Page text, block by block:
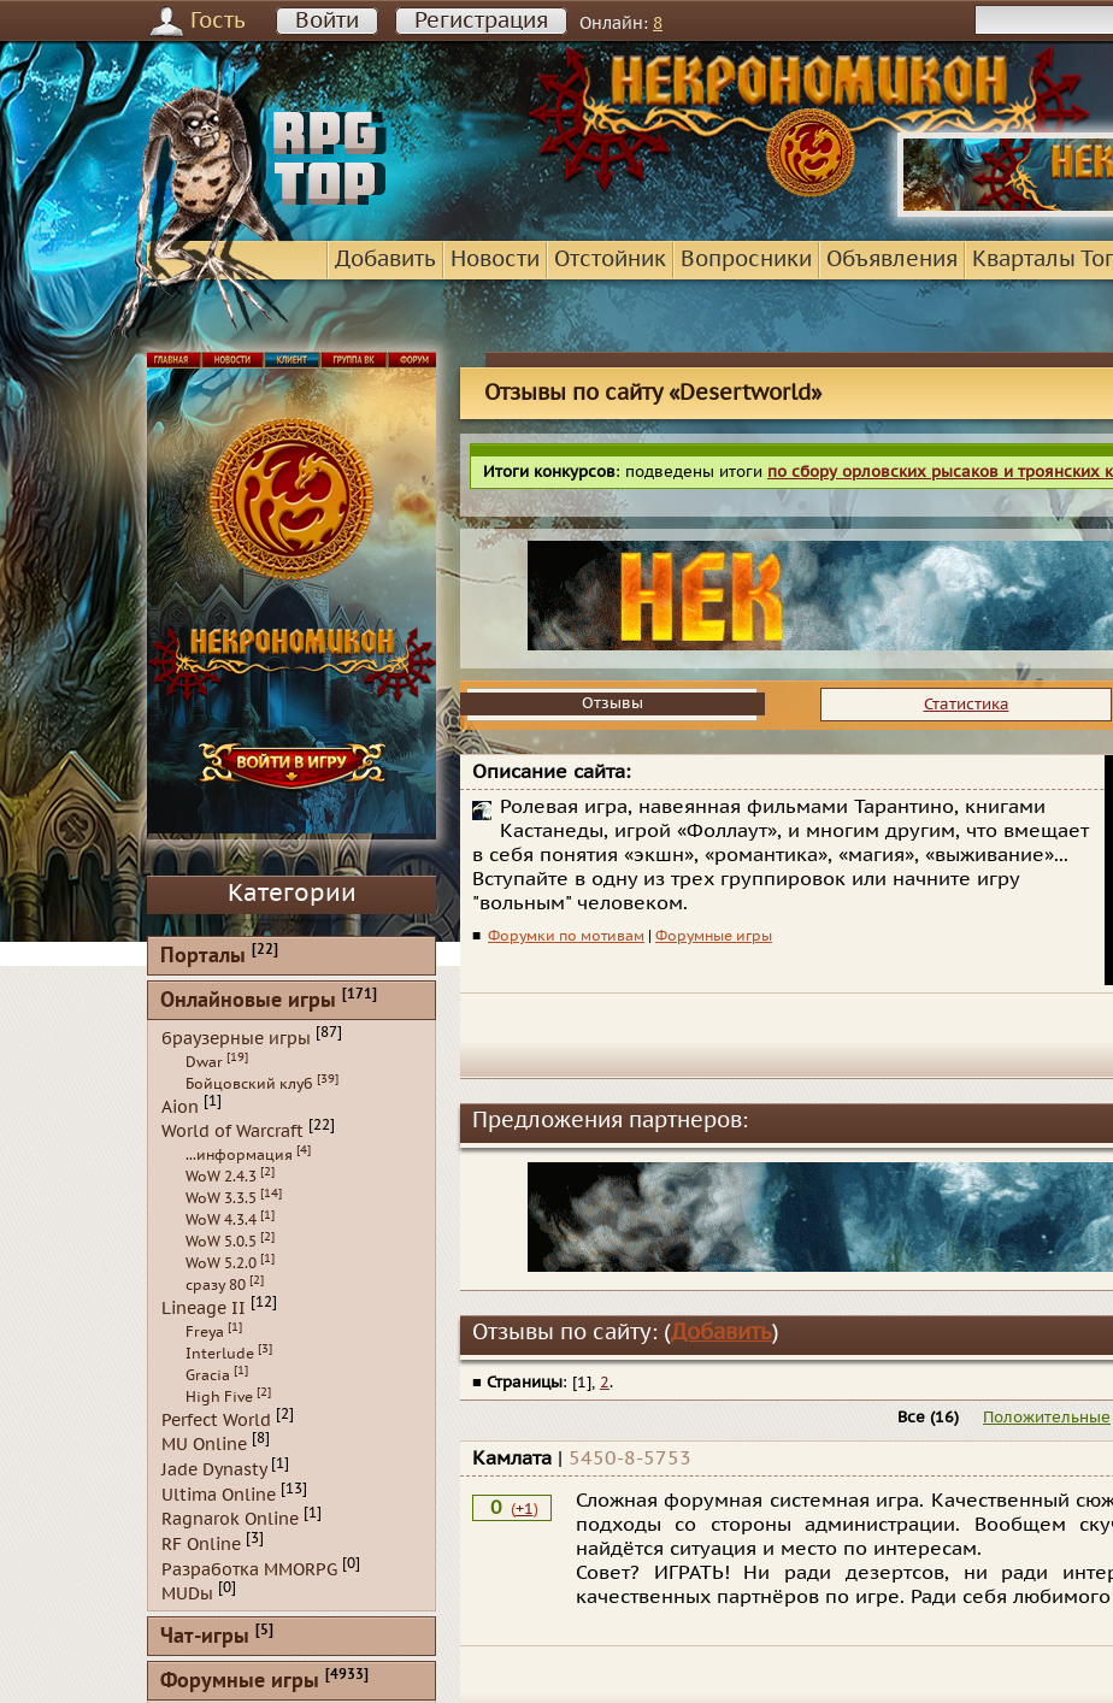
Гость Войти Регистрация Онлайн: 8
Добавить Новости Отстойник Вопросники Объявления Кварталы
Отзывы по сайту «Desertworld»
Итоги конкурсов: подведены итоги по сбору орловских рысаков и троянских
Отзывы
Отзывы Статистика
Описание сайта:
Ролевая игра, навеянная фильмами Тарантино, книгами
Кастанеды, игрой «Фоллаут», и многим другим, что вмещает
в себя понятия «экшн», «романтика», «магия», «выживание»...
Вступайте в одну из трех группировок или начните игру
"вольным" человеком.
■ Форумки по мотивам Форумные игры
Предложения партнеров:
Отзывы по сайту: (Добавить)
■ Страницы: [1], 2.
Положительные
Все (16)
Камлата | 5450-8-5753
0 (+1)
Сложная форумная системная игра. Качественный
подходы со стороны администрации. Вообщем
найдётся ситуация и место по интересам.
Совет? ИГРАТЬ! Ни ради дезертсов, ни ради
качественных партнёров по игре. Ради себя любимого
Категории
Порталы [22]
Онлайновые игры [171]
браузерные игры [87]
Dwar [19]
Бойцовский клуб [39]
Aion [1]
World of Warcraft [22]
...информация [4]
WoW 2.4.3 [2]
WoW 3.3.5 [14]
WoW 4.3.4 [1]
WoW 5.0.5 [2]
WoW 5.2.0 [1]
сразу 80 [2]
Lineage II [12]
Freya [1]
Interlude [3]
Gracia [1]
High Five [2]
Perfect World [2]
MU Online [8]
Jade Dynasty [1]
Ultima Online [13]
Ragnarok Online [1]
RF Online [3]
Разработка MMORPG [0]
MUDы [0]
Чат-игры [5]
Форумные игры [4933]